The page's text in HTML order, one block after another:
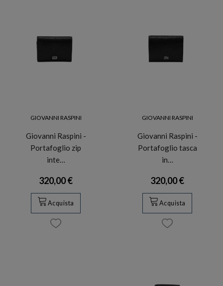
GIOVANNI RASPINI
Giovanni Raspini -
Portafoglio zip
inte…
320,00 €
Acquista
GIOVANNI RASPINI
Giovanni Raspini -
Portafoglio tasca
in…
320,00 €
Acquista